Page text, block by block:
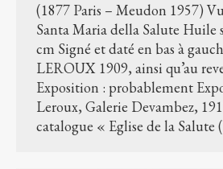
(1877 Paris – Meudon 1957)
Santa Maria della Salute Huile
cm Signé et daté en bas à
LEROUX 1909, ainsi qu’au
Exposition : probablement
Leroux, Galerie Devambez,
catalogue « Eglise de la Salute